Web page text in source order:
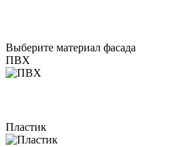
Выберите материал фасада
ПВХ
Пластик